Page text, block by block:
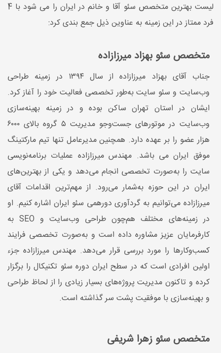
لیست بهترین متخصص سئو آقا و خانم در ایران را می شود با 4
فرد ممتاز در این زمینه به عناوین ذیل جمع بندی کرد:
متخصص سئو بهزاد میرزازاده
جناب آقای بهزاد میرزازاده از سال ۱۳۹۴ در زمینه طراحی
وب‌سایت و سئو سایت به‌طور تخصصی فعالیت خود را آغاز کرد.
ایشان در استان تهران ساکن بوده و در زمینه بهینه‌سازی
وب‌سایت در موتورهای جست‌وجو مدیریت ۵ گروه بالای ۶۰۰۰
هزار عضو را بر عهده دارد. همچنین مدیرعامل تنها تیم مارکتینگ
موفق ایران می باشد. مهندس میرزازاده عملیات برنامه‌نویسی
سایت را به‌صورت تخصصی انجام می‌دهد و یکی از بهترین‌های
ایران در این حوزه به‌شمار می‌رود. از مهم‌ترین اقدامات آقای
میرزازاده می‌توانیم به گردآوری دورهمی سئو ایران اشاره کنیم. او
در زمینه‌های مختلف هم‌چون طراحی وب‌سایت و SEO به
کارفرمایان عزیز مشاوره داده است و به‌صورت تخصصی فرایند
کسب‌وکارها را مورد بررسی قرار می‌دهد. مهندس میرزازاده جزء
اولین افرادی است که در سطح ایران دوره سئو تکنیکال را برگزار
کرده و تاکنون مدیریت پروژه‌های بسیار زیادی را از لحاظ طراحی
و بهینه‌سازی با موفقیت پشت سر گذاشته است.
متخصص سئو زهرا شریفی